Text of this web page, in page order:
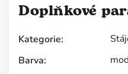
Doplňkové
Kategorie:
Barva: